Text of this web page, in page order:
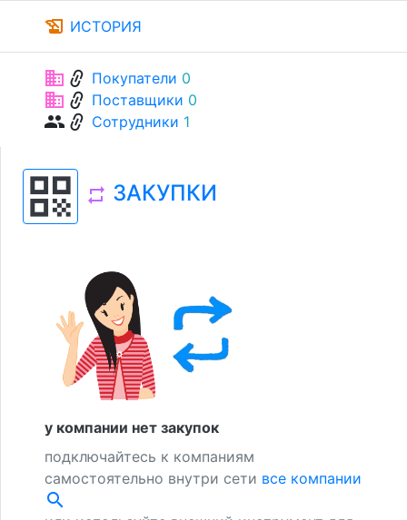
history_edu ИСТОРИЯ
businesslink Покупатели 0
businesslink Поставщики 0
grouplink Сотрудники 1
qr_code repeat ЗАКУПКИ
у компании нет закупок
подключайтесь к компаниям
самостоятельно внутри сети все компании
search